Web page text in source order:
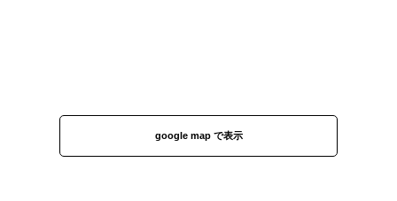
google map で表示